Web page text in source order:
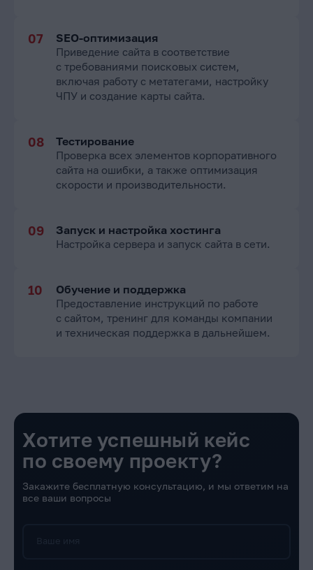
SEO-оптимизация
Приведение сайта в соответствие
с требованиями поисковых систем,
включая работу с метатегами, настройку
ЧПУ и создание карты сайта.
Тестирование
Проверка всех элементов корпоративного
сайта на ошибки, а также оптимизация
скорости и производительности.
Запуск и настройка хостинга
Настройка сервера и запуск сайта в сети.
Обучение и поддержка
Предоставление инструкций по работе
с сайтом, тренинг для команды компании
и техническая поддержка в дальнейшем.
Хотите успешный кейс
по своему проекту?
Закажите бесплатную консультацию, и мы ответим на
все ваши вопросы